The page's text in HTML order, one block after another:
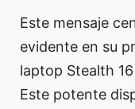
Este mensaje
evidente en su
laptop Stealth
Este potente